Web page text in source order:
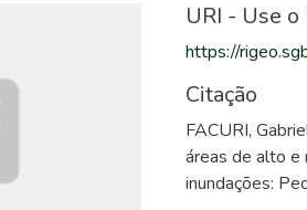
URI - Use
https://
Citação
FACURI,
áreas de alto e
inundações: